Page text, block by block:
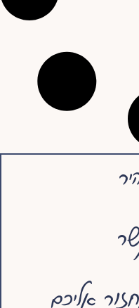
אליכם